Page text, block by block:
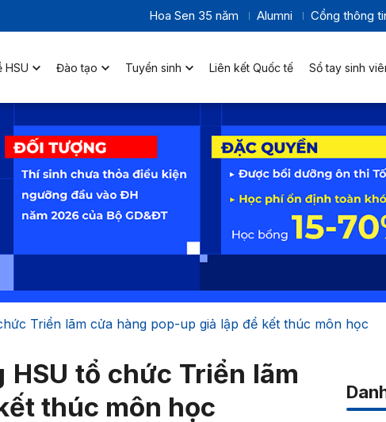
Hoa Sen 35 năm Alumni Cổng thông
HSU Đào tạo Tuyển sinh Liên kết Quốc tế Sổ tay sinh
Triển lãm cửa hàng pop-up giả lập để kết thúc môn học
tổ chức Triển lãm
thúc môn học